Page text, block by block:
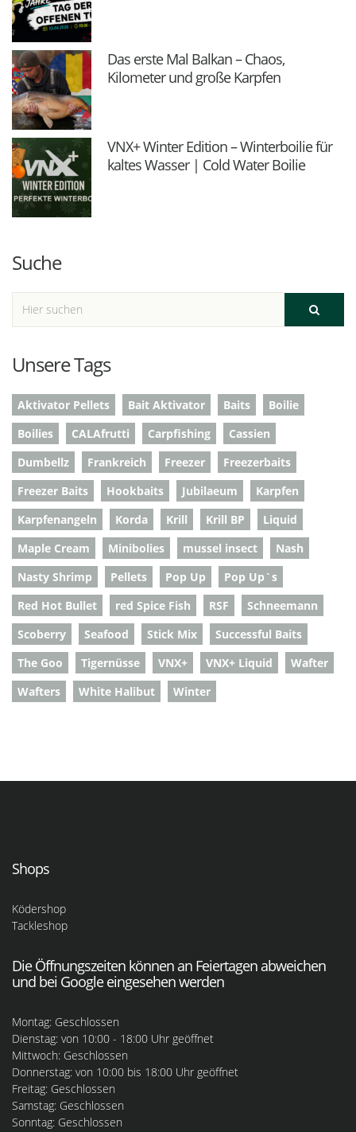
Das erste Mal Balkan – Chaos,
Kilometer und große Karpfen
VNX+ Winter Edition – Winterboilie für
kaltes Wasser | Cold Water Boilie
Suche
Unsere Tags
Aktivator Pellets Bait Aktivator Baits
Boilie
Boilies
CALAfrutti Carpfishing
Cassien
Dumbellz
Frankreich Freezer
Freezerbaits
Freezer Baits
Hookbaits Jubilaeum
Karpfen
Karpfenangeln
Korda Krill Krill BP
Liquid
Maple Cream
Minibolies mussel insect
Nash
Nasty Shrimp
Pellets Pop Up
Pop Up`s
Red Hot Bullet
red Spice Fish RSF
Schneemann
Scoberry
Seafood Stick Mix
Successful Baits
The Goo
Tigernüsse VNX+ VNX+ Liquid
Wafter
Wafters
White Halibut Winter
Shops
Ködershop
Tackleshop
Die Öffnungszeiten können an Feiertagen abweichen
und bei Google eingesehen werden
Montag: Geschlossen
Dienstag: von 10:00 - 18:00 Uhr geöffnet
Mittwoch: Geschlossen
Donnerstag: von 10:00 bis 18:00 Uhr geöffnet
Freitag: Geschlossen
Samstag: Geschlossen
Sonntag: Geschlossen